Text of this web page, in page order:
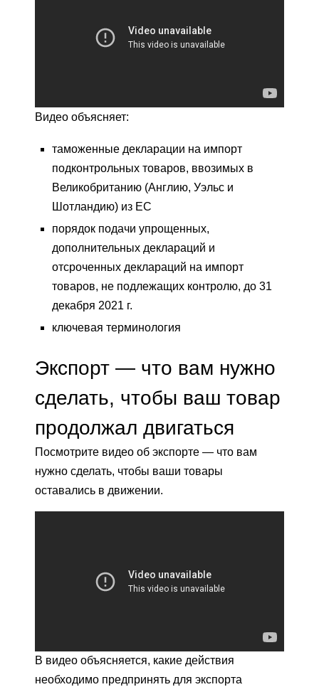
Видео объясняет:
таможенные декларации на импорт
подконтрольных товаров, ввозимых в
Великобританию (Англию, Уэльс и
Шотландию) из ЕС
порядок подачи упрощенных,
дополнительных деклараций и
отсроченных деклараций на импорт
товаров, не подлежащих контролю, до 31
декабря 2021 г.
ключевая терминология
Экспорт — что вам нужно
сделать, чтобы ваш товар
продолжал двигаться
Посмотрите видео об экспорте — что вам
нужно сделать, чтобы ваши товары
оставались в движении.
В видео объясняется, какие действия
необходимо предпринять для экспорта